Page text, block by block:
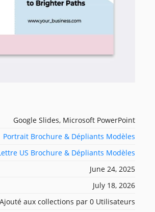
Google Slides, Microsoft PowerPoint
Portrait Brochure & Dépliants Modèles
US Brochure & Dépliants Modèles
June 24, 2025
July 18, 2026
Ajouté aux collections par 0 Utilisateurs